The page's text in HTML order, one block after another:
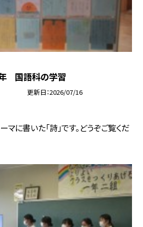
年 国語科の学習
更新日 2026/07/16
に書いた「詩」です。どうぞご覧くだ